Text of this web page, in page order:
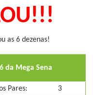
as 6 dezenas!
da Mega Sena
Pares:
3